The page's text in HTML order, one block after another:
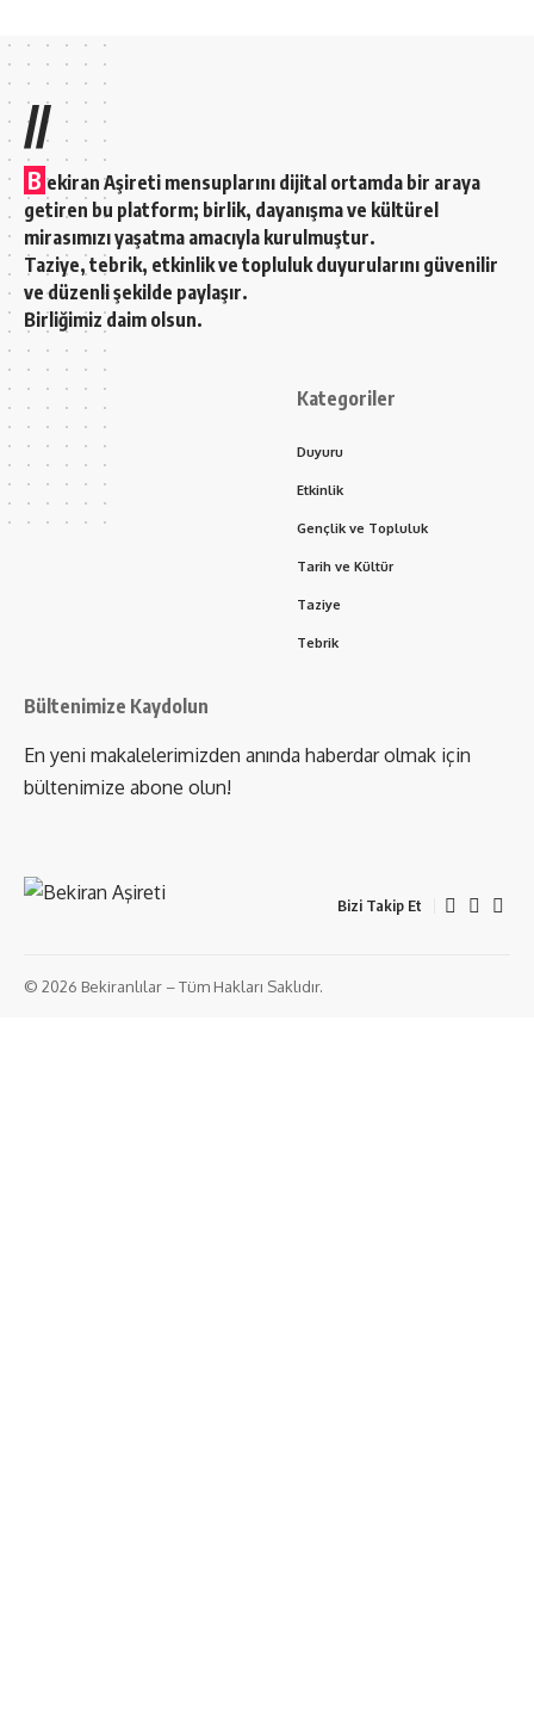
//
B ekiran Aşireti mensuplarını dijital ortamda bir araya
getiren bu platform; birlik, dayanışma ve kültürel
mirasımızı yaşatma amacıyla kurulmuştur.
Taziye, tebrik, etkinlik ve topluluk duyurularını güvenilir
ve düzenli şekilde paylaşır.
Birliğimiz daim olsun.
Kategoriler
Duyuru
Etkinlik
Gençlik ve Topluluk
Tarih ve Kültür
Taziye
Tebrik
Bültenimize Kaydolun
En yeni makalelerimizden anında haberdar olmak için
bültenimize abone olun!
Bizi Takip Et
© 2026 Bekiranlılar – Tüm Hakları Saklıdır.